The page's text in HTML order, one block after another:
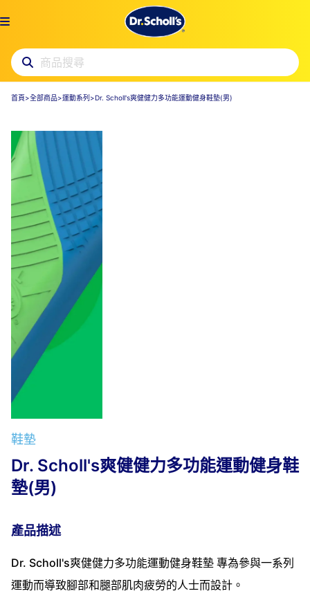
首頁>全部商品>運動系列 >Dr. Scholl's爽健健力多功能運動健身鞋墊(男)
鞋墊
Dr. Scholl's爽健健力多功能運動健身鞋
墊(男)
產品描述
Dr. Scholl's爽健健力多功能運動健身鞋墊 專為參與一系列
運動而導致腳部和腿部肌肉疲勞的人士而設計。